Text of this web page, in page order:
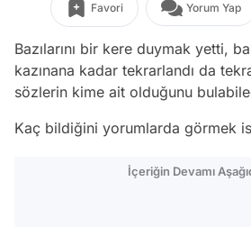
Favori Yorum Yap
Bazılarını bir kere duymak yetti,
kazınana kadar tekrarlandı da
sözlerin kime ait olduğunu
Kaç bildiğini yorumlarda görmek
İçeriğin Devamı